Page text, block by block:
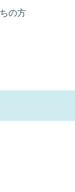
の方